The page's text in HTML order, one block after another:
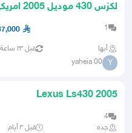
لكزس 430 موديل 2005 امريكي نص الترا
1
أبها قبل ٢٣ ساعة
Y
yaheia 00
Lexus Ls430 2005
4
جده
قبل ٣ أيام